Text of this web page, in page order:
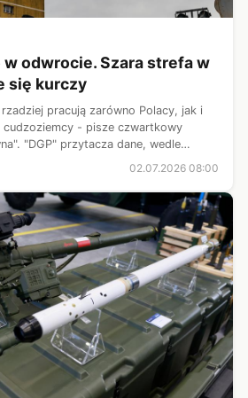
w odwrocie. Szara strefa w
się kurczy
pracują zarówno Polacy, jak i
cudzoziemcy - pisze czwartkowy
"DGP" przytacza dane, wedle
roku wykryli o 7,5 proc. mniej
02.07.2026 08:00